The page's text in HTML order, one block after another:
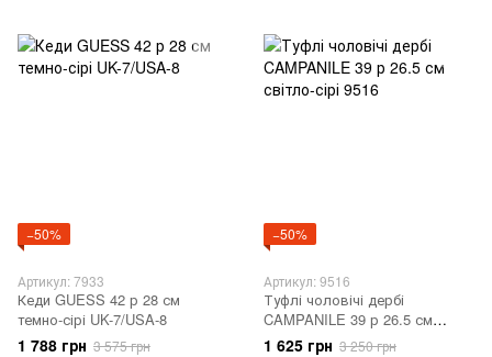
−50%
Артикул: 7933
Кеди GUESS 42 р 28 см
темно-сірі UK-7/USA-8
1 788 грн 3 575 грн
−50%
Артикул: 9516
Туфлі чоловічі дербі
CAMPANILE 39 р 26.5 см
світло-сірі 9516
1 625 грн 3 250 грн